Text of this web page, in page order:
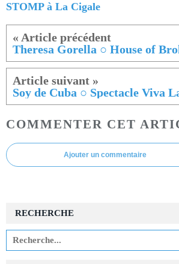
STOMP à La Cigale
Theresa Gorella ○ House of
Soy de Cuba ○ Spectacle Viva
COMMENTER CET
Ajouter un commentaire
RECHERCHE